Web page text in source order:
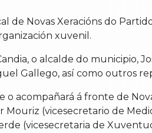
de Novas Xeracións do
xuvenil.
o alcalde do municipio,
Gallego, así como outros
acompañará á fronte de
(vicesecretario de
(vicesecretaria de